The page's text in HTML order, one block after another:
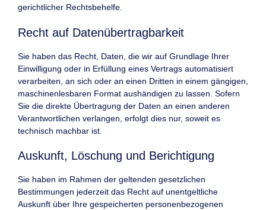
gerichtlicher Rechtsbehelfe.
Recht auf Daten­übertrag­barkeit
Sie haben das Recht, Daten, die wir auf Grundlage Ihrer
Einwilligung oder in Erfüllung eines Vertrags automatisiert
verarbeiten, an sich oder an einen Dritten in einem gängigen,
maschinenlesbaren Format aushändigen zu lassen. Sofern
Sie die direkte Übertragung der Daten an einen anderen
Verantwortlichen verlangen, erfolgt dies nur, soweit es
technisch machbar ist.
Auskunft, Löschung und Berichtigung
Sie haben im Rahmen der geltenden gesetzlichen
Bestimmungen jederzeit das Recht auf unentgeltliche
Auskunft über Ihre gespeicherten personenbezogenen